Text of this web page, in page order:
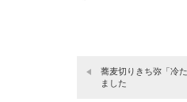
蕎麦切りきち弥「冷
ました